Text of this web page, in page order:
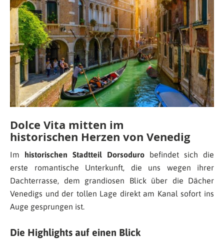
Dolce Vita mitten im
historischen Herzen von Venedig
Im historischen Stadtteil Dorsoduro befindet sich die
erste romantische Unterkunft, die uns wegen ihrer
Dachterrasse, dem grandiosen Blick über die Dächer
Venedigs und der tollen Lage direkt am Kanal sofort ins
Auge gesprungen ist.
Die Highlights auf einen Blick